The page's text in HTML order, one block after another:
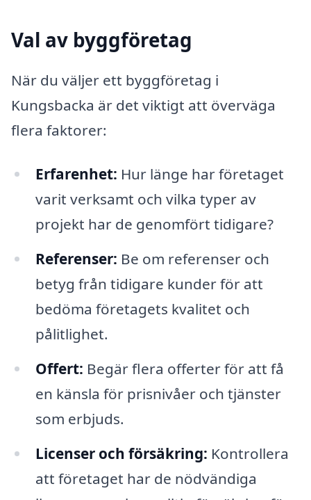
Val av byggföretag
När du väljer ett byggföretag i
Kungsbacka är det viktigt att överväga
flera faktorer:
Erfarenhet: Hur länge har företaget
varit verksamt och vilka typer av
projekt har de genomfört tidigare?
Referenser: Be om referenser och
betyg från tidigare kunder för att
bedöma företagets kvalitet och
pålitlighet.
Offert: Begär flera offerter för att få
en känsla för prisnivåer och tjänster
som erbjuds.
Licenser och försäkring: Kontrollera
att företaget har de nödvändiga